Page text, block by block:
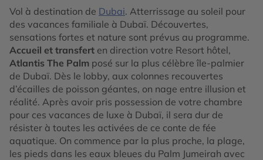
Vol à destination de Dubai. Atterrissage au soleil pour
des vacances familiale à Dubaï. Découvertes,
sensations fortes et nature sont prévus au programme.
Accueil et transfert en direction votre Resort hôtel,
Atlantis The Palm posé sur la plus célèbre île-palmier
de Dubaï. Dès le lobby, aux colonnes recouvertes
d’écailles de poisson géantes, on nage entre illusion et
réalité. Après avoir pris possession de votre chambre
pour ces vacances de luxe à Dubaï, il sera dur de
résister à toutes les activées de ce conte de fée
aquatique. On commence par la plus proche, la plage,
les pieds dans les eaux bleues du Palm Jumeirah avec